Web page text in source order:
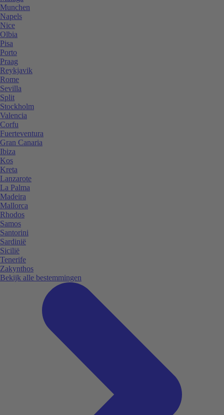
Munchen
Napels
Nice
Olbia
Pisa
Porto
Praag
Reykjavik
Rome
Sevilla
Split
Stockholm
Valencia
Corfu
Fuerteventura
Gran Canaria
Ibiza
Kos
Kreta
Lanzarote
La Palma
Madeira
Mallorca
Rhodos
Samos
Santorini
Sardinië
Sicilië
Tenerife
Zakynthos
Bekijk alle bestemmingen